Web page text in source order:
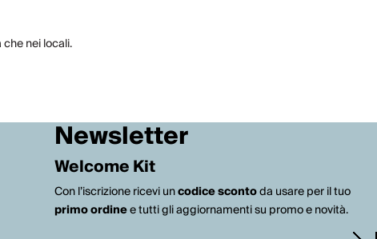
nei locali.
Newsletter
Welcome Kit
Con l’iscrizione ricevi uncodice scontoda usare per il tuo
primo ordinee tutti gli aggiornamenti su promo e novità.